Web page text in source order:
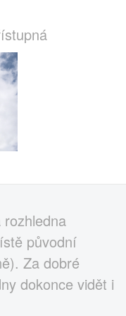
původní
Za dobré
dokonce vidět i